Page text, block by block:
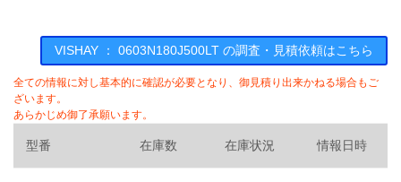
VISHAY ： 0603N180J500LT の調査・見積依頼はこちら
全ての情報に対し基本的に確認が必要となり、御見積り出来かねる場合もご
ざいます。
あらかじめ御了承願います。
型番 在庫数 在庫状況 情報日時